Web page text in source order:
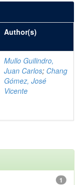
Author(s)
Mullo Guilindro,
Juan Carlos; Chang
Gómez, José
Vicente
1